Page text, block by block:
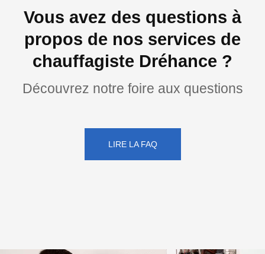
Vous avez des questions à
propos de nos services de
chauffagiste Dréhance ?
Découvrez notre foire aux questions
LIRE LA FAQ